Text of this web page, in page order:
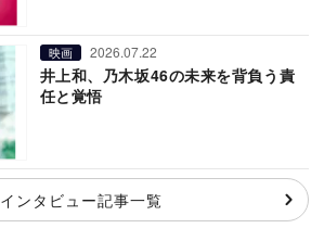
映画 2026.07.22
井上和、乃木坂46の未来を背負う責
任と覚悟
インタビュー記事一覧